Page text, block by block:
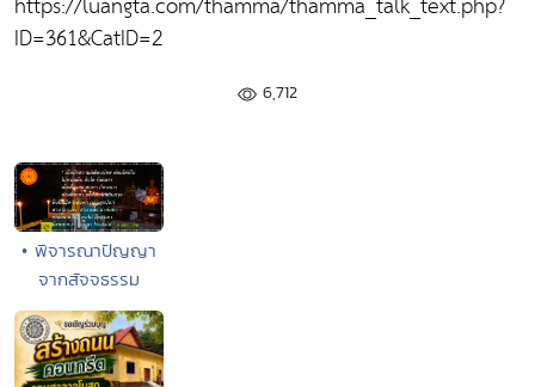
ID=361&CatID=2
6,712
• พิจารณาปัญญา
จากสัจจธรรม